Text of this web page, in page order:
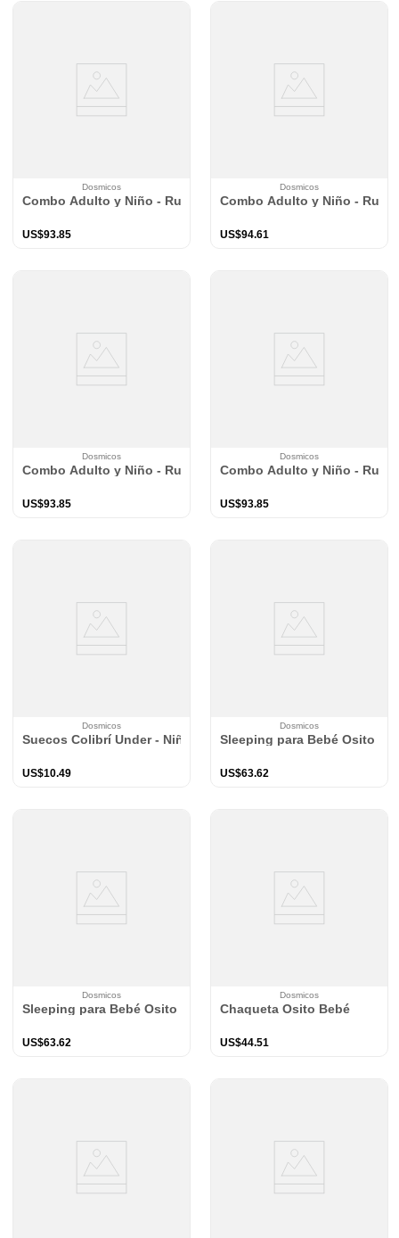
Dosmicos
Combo Adulto y Niño - Ruana Leona
US$93.85
Dosmicos
Combo Adulto y Niño -
US$94.61
Dosmicos
Combo Adulto y Niño - Ruana Leona
US$93.85
Dosmicos
Combo Adulto y Niño -
US$93.85
Dosmicos
Suecos Colibrí Under - Niña
US$10.49
Dosmicos
Sleeping para Bebé Osito
US$63.62
Dosmicos
Sleeping para Bebé Osito Beige TOG 2.5
US$63.62
Dosmicos
Chaqueta Osito Bebé
US$44.51